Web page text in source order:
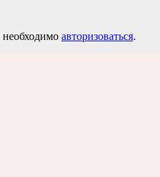
авторизоваться.